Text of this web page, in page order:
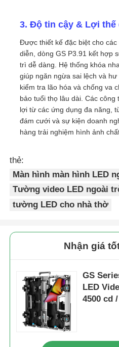
Tường video LED COB
Màn hình LED trong suốt
Màn hình SMD LED
Bảng hiển thị LED ngoài
biển quảng cáo led ngoài
3. Độ tin cậy & Lợi thế
Được thiết kế đặc biệt cho
diễn, dòng GS P3.91 kết hợp
trì dễ dàng. Hệ thống khóa
giúp ngăn ngừa sai lệch và
kiểm tra lão hóa và chống va
bảo tuổi thọ lâu dài. Các
lợi từ các ứng dụng đa năng,
đám cưới và sự kiện doanh
hàng trải nghiệm hình ảnh
thẻ:
Màn hình màn hình LED
Tường video LED ngoài
tường LED cho nhà thờ
Nhận giá
GS
LED
4500 cd